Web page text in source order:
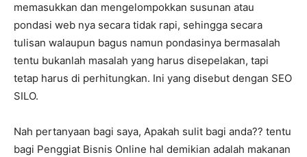
memasukkan dan mengelompokkan susunan atau
pondasi web nya secara tidak rapi, sehingga secara
tulisan walaupun bagus namun pondasinya bermasalah
tentu bukanlah masalah yang harus disepelakan, tapi
tetap harus di perhitungkan. Ini yang disebut dengan SEO
SILO.
Nah pertanyaan bagi saya, Apakah sulit bagi anda?? tentu
bagi Penggiat Bisnis Online hal demikian adalah makanan